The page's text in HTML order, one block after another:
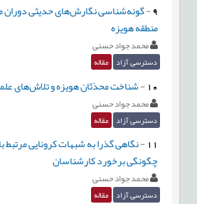
9
-گونه‌شناسی نگارش‌های حدیثی دوران
منطقه هویزه
محمد جواد حسنی
دسترسی آزاد مقاله
10
-شناخت محدّثان هویزه و تلاش‌های
محمد جواد حسنی
دسترسی آزاد مقاله
11
-نگاهی گذرا به شبهات کرونایی مرتبط
چگونگی برخورد کارشناسان
محمد جواد حسنی
دسترسی آزاد مقاله